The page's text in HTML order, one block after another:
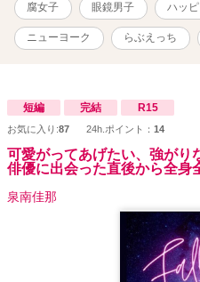
腐女子 眼鏡男子 ハッ
ニューヨーク らぶえっち
短編 完結 R15
お気に入り:87 24h.ポイント： 14
可愛がってあげたい、強が
俳優に出会った直後から全身
泉南佳那